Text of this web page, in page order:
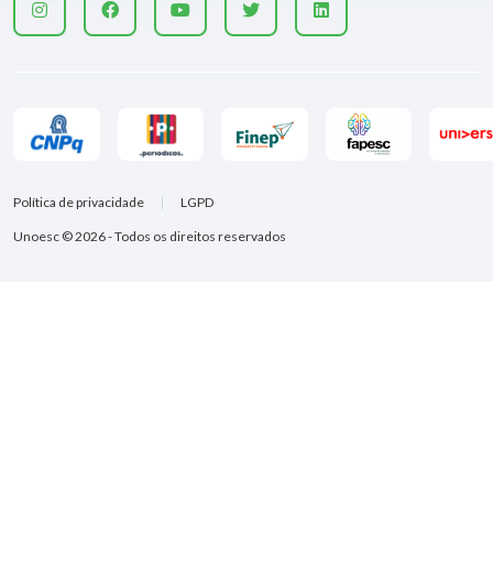
Unoesc © 2026 - Todos os direitos reservados
Política de privacidade LGPD